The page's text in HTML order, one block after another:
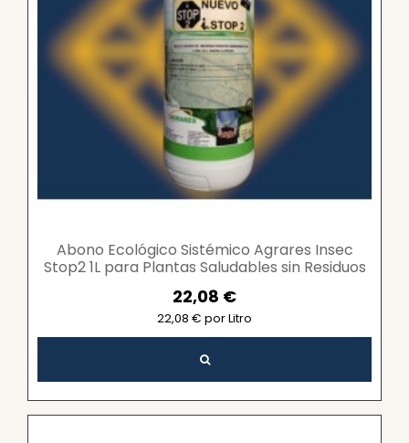
Abono Ecológico Sistémico Agrares Insec
Stop2 1L para Plantas Saludables sin Residuos
22,08 €
22,08 € por Litro